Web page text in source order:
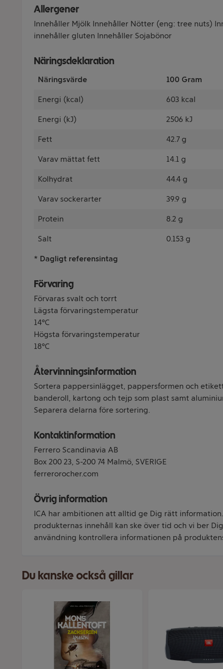
Allergener
Innehåller Mjölk Innehåller Nötter (eng: tree nuts)
innehåller gluten Innehåller Sojabönor
Näringsdeklaration
Näringsvärde 100 Gram
Energi (kcal) 603 kcal
Energi (kJ) 2506 kJ
Fett 42.7 g
Varav mättat fett 14.1 g
Kolhydrat 44.4 g
Varav sockerarter 39.9 g
Protein 8.2 g
Salt 0.153 g
* Dagligt referensintag
Förvaring
Förvaras svalt och torrt
Lägsta förvaringstemperatur
14°C
Högsta förvaringstemperatur
18°C
Återvinningsinformation
Sortera pappersinlägget, pappersformen och
banderoll, kartong och tejp som plast samt
Separera delarna före sortering.
Kontaktinformation
Ferrero Scandinavia AB
Box 200 23, S-200 74 Malmö, SVERIGE
ferrerorocher.com
Övrig information
ICA har ambitionen att alltid ge Dig rätt
produkternas innehåll kan ske över tid och vi ber
användning kontrollera informationen på
Du kanske också gillar